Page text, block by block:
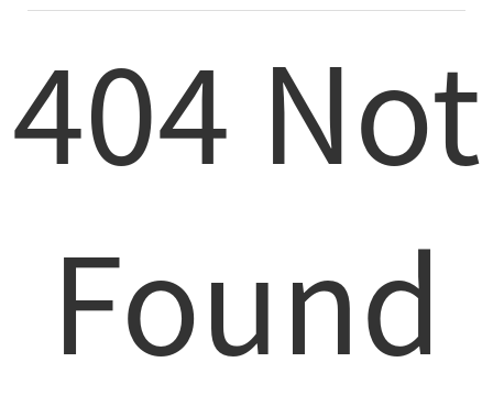
404 Not
Found